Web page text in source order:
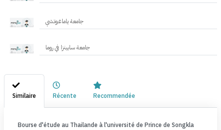
جامعة ياماغوتشي
جامعة سابينزا في روما
Similaire Récente Recommendée
Bourse d'étude au Thailande à l'université de Prince de Songkla